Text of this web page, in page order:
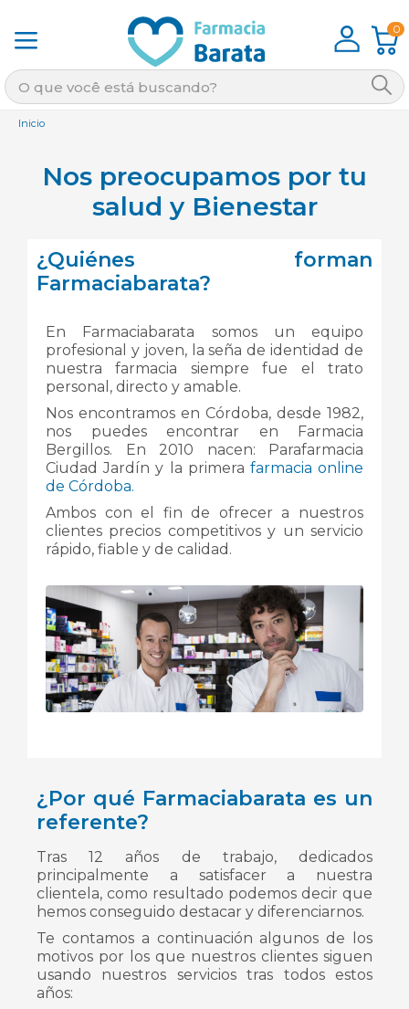
0
Inicio
Nos preocupamos por tu
salud y Bienestar​
¿Quiénes forman
Farmaciabarata?
En Farmaciabarata somos un equipo
profesional y joven, la seña de identidad de
nuestra farmacia siempre fue el trato
personal, directo y amable.
Nos encontramos en Córdoba, desde 1982,
nos puedes encontrar en Farmacia
Bergillos. En 2010 nacen: Parafarmacia
Ciudad Jardín y la primera farmacia online
de Córdoba.
Ambos con el fin de ofrecer a nuestros
clientes precios competitivos y un servicio
rápido, fiable y de calidad.
¿Por qué Farmaciabarata es un
referente?
Tras 12 años de trabajo, dedicados
principalmente a satisfacer a nuestra
clientela, como resultado podemos decir que
hemos conseguido destacar y diferenciarnos.
Te contamos a continuación algunos de los
motivos por los que nuestros clientes siguen
usando nuestros servicios tras todos estos
años: